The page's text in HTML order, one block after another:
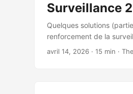
Surveillance
Quelques solutions
renforcement de la
d’entités, dans la partie
avril 14, 2026 · 15 min ·